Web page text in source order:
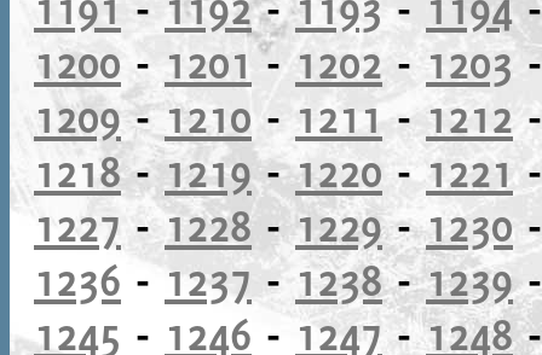
1200 - 1201 - 1202-1203
1209-1210 - 1211-1212
1218-1219-1220 -1221
1227 -1228-1229-1230
1236 -1237 -1238-1239
1245 - 1246 - 1247-1248